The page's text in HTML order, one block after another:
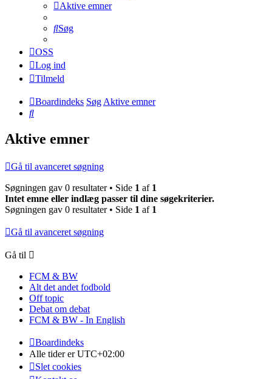
Aktive emner
Søg
OSS
Log ind
Tilmeld
Boardindeks SøgAktive emner
Søg
Aktive emner
Gå til avanceret søgning
Søgningen gav 0 resultater • Side 1 af 1
Intet emne eller indlæg passer til dine søgekriterier.
Søgningen gav 0 resultater • Side 1 af 1
Gå til avanceret søgning
Gå til
FCM & BW
Alt det andet fodbold
Off topic
Debat om debat
FCM & BW - In English
Boardindeks
Alle tider erUTC+02:00
Slet cookies